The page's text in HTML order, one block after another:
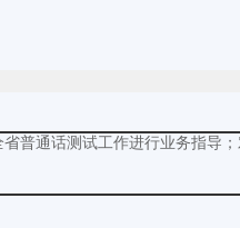
普通话测试工作进行业务指导